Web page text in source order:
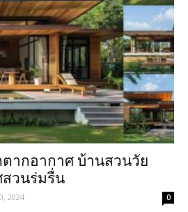
ากอากาศ บ้านสวนวัย
วนร่มรื่น
2024 0